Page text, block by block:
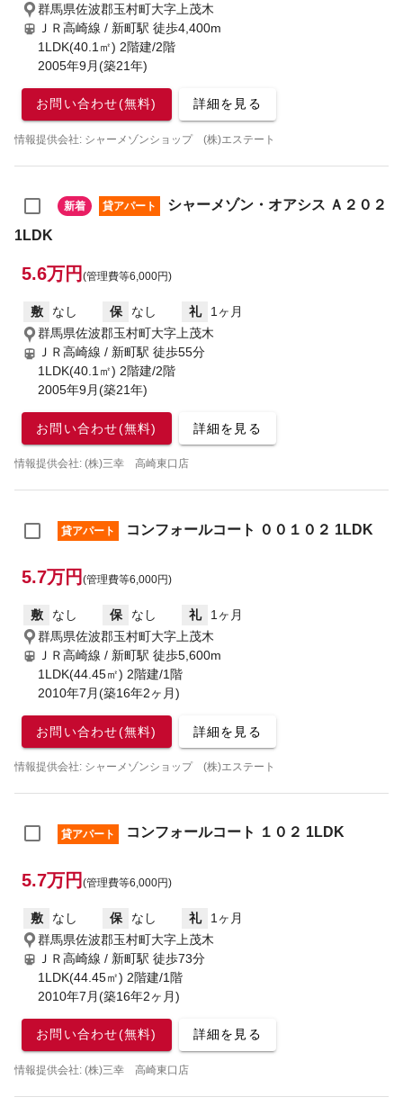
群馬県佐波郡玉村町大字上茂木
ＪＲ高崎線 / 新町駅 徒歩4,400m
1LDK(40.1㎡) 2階建/2階
2005年9月(築21年)
お問い合わせ(無料) 詳細を見る
情報提供会社: シャーメゾンショップ (株)エステート
新着 貸アパート
シャーメゾン・オアシス Ａ２０２
1LDK
5.6万円 (管理費等6,000円)
敷 なし 保 なし 礼
1ヶ月
群馬県佐波郡玉村町大字上茂木
ＪＲ高崎線 / 新町駅 徒歩55分
1LDK(40.1㎡) 2階建/2階
2005年9月(築21年)
お問い合わせ(無料) 詳細を見る
情報提供会社: (株)三幸 高崎東口店
貸アパート コンフォールコート ００１０２ 1LDK
5.7万円 (管理費等6,000円)
敷 なし 保 なし 礼
1ヶ月
群馬県佐波郡玉村町大字上茂木
ＪＲ高崎線 / 新町駅 徒歩5,600m
1LDK(44.45㎡) 2階建/1階
2010年7月(築16年2ヶ月)
お問い合わせ(無料) 詳細を見る
情報提供会社: シャーメゾンショップ (株)エステート
貸アパート コンフォールコート １０２ 1LDK
5.7万円 (管理費等6,000円)
敷 なし 保 なし 礼
1ヶ月
群馬県佐波郡玉村町大字上茂木
ＪＲ高崎線 / 新町駅 徒歩73分
1LDK(44.45㎡) 2階建/1階
2010年7月(築16年2ヶ月)
お問い合わせ(無料) 詳細を見る
情報提供会社: (株)三幸 高崎東口店